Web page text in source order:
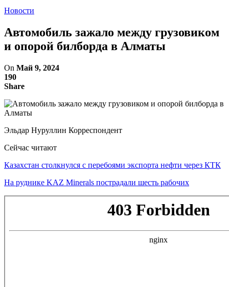
Новости
Автомобиль зажало между грузовиком
и опорой билборда в Алматы
On Май 9, 2024
190
Share
Эльдар Нуруллин Корреспондент
Сейчас читают
Казахстан столкнулся с перебоями экспорта нефти через КТК
На руднике KAZ Minerals пострадали шесть рабочих